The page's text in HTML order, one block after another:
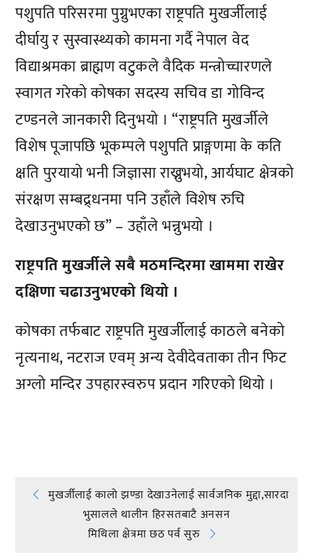
पशुपति परिसरमा पुग्नुभएका राष्ट्रपति मुखर्जीलाई
दीर्घायु र सुस्वास्थ्यको कामना गर्दै नेपाल वेद
विद्याश्रमका ब्राह्मण वटुकले वैदिक मन्त्रोच्चारणले
स्वागत गरेको कोषका सदस्य सचिव डा गोविन्द
टण्डनले जानकारी दिनुभयो । “राष्ट्रपति मुखर्जीले
विशेष पूजापछि भूकम्पले पशुपति प्राङ्गणमा के कति
क्षति पुरयायो भनी जिज्ञासा राख्नुभयो, आर्यघाट क्षेत्रको
संरक्षण सम्बद्र्धनमा पनि उहाँले विशेष रुचि
देखाउनुभएको छ” – उहाँले भन्नुभयो ।
राष्ट्रपति मुखर्जीले सबै मठमन्दिरमा खाममा राखेर
दक्षिणा चढाउनुभएको थियो ।
कोषका तर्फबाट राष्ट्रपति मुखर्जीलाई काठले बनेको
नृत्यनाथ, नटराज एवम् अन्य देवीदेवताका तीन फिट
अग्लो मन्दिर उपहारस्वरुप प्रदान गरिएको थियो ।
Post
navigation
मुखर्जीलाई कालो झण्डा देखाउनेलाई सार्वजनिक मुद्दा,सारदा
भुसालले थालीन हिरसतबाटै अनसन
मिथिला क्षेत्रमा छठ पर्व सुरु